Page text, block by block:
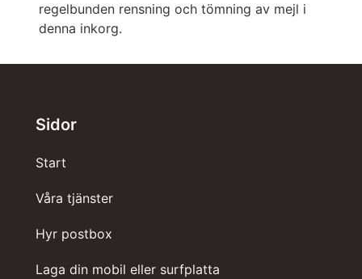
regelbunden rensning och tömning av mejl i
denna inkorg.
Sidor
Start
Våra tjänster
Hyr postbox
Laga din mobil eller surfplatta